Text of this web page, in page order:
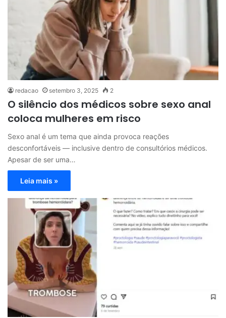
redacao setembro 3, 2025 2
O silêncio dos médicos sobre sexo anal
coloca mulheres em risco
Sexo anal é um tema que ainda provoca reações
desconfortáveis — inclusive dentro de consultórios médicos.
Apesar de ser uma…
Leia mais »